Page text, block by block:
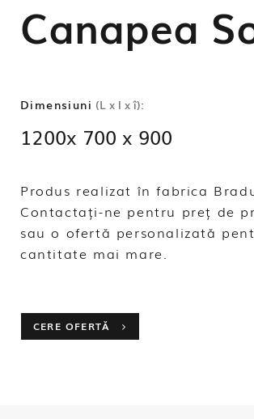
Canapea
Dimensiuni (L x l x î):
1200x 700 x 900
Produs realizat în fabrica
Contactați-ne pentru preț de
sau o ofertă personalizată
cantitate mai mare.
CERE OFERTĂ